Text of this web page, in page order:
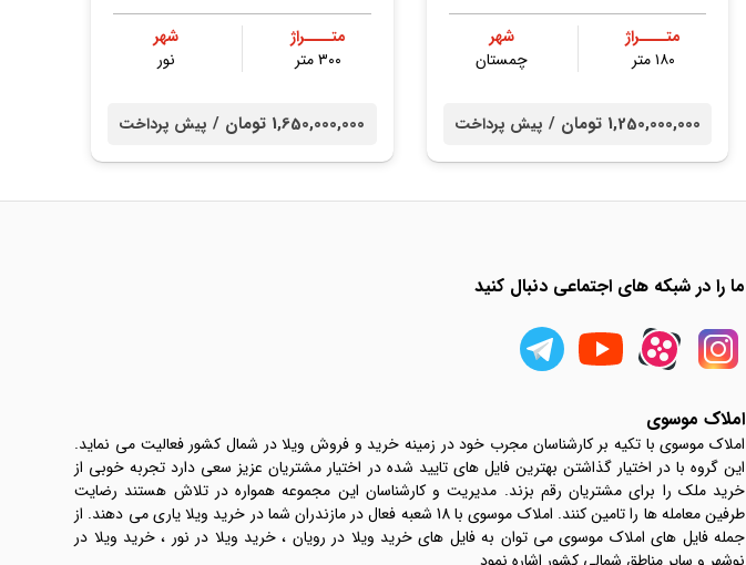
متــــراژ
۱۸۰ متر
شهر
چمستان
1,250,000,000 تومان / پیش پرداخت
متــــراژ
۳۰۰ متر
شهر
نور
1,650,000,000 تومان / پیش پرداخت
ما را در شبکه های اجتماعی دنبال کنید
املاک موسوی
املاک موسوی با تکیه بر کارشناسان مجرب خود در زمینه خرید و فروش ویلا در شمال کشور فعالیت می نماید.
این گروه با در اختیار گذاشتن بهترین فایل های تایید شده در اختیار مشتریان عزیز سعی دارد تجربه خوبی از
خرید ملک را برای مشتریان رقم بزند. مدیریت و کارشناسان این مجموعه همواره در تلاش هستند رضایت
طرفین معامله ها را تامین کنند. املاک موسوی با 18 شعبه فعال در مازندران شما در خرید ویلا یاری می دهند. از
جمله فایل های املاک موسوی می توان به فایل های خرید ویلا در رویان ، خرید ویلا در نور ، خرید ویلا در